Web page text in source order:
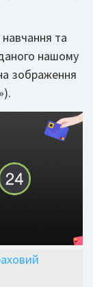
та
нашому
зображення